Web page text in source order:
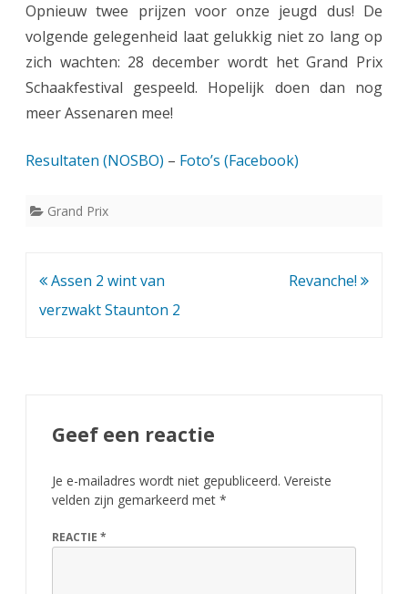
i
G
Opnieuw twee prijzen voor onze jeugd dus! De
volgende gelegenheid laat gelukkig niet zo lang op
zich wachten: 28 december wordt het Grand Prix
Schaakfestival gespeeld. Hopelijk doen dan nog
meer Assenaren mee!
Resultaten (NOSBO) – Foto’s (Facebook)
Grand Prix
Bericht
navigatie
Assen 2 wint van
verzwakt Staunton 2
Revanche!
Geef een reactie
Je e-mailadres wordt niet gepubliceerd. Vereiste
velden zijn gemarkeerd met *
REACTIE *